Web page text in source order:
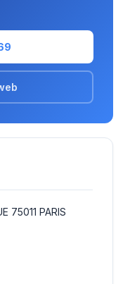
75011 PARIS